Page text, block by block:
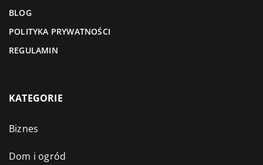
BLOG
POLITYKA PRYWATNOŚCI
REGULAMIN
KATEGORIE
Biznes
Dom i ogród